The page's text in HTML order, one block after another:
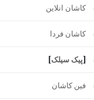
کاشان انلاین
کاشان فردا
[پیک سیلک]
فین کاشان